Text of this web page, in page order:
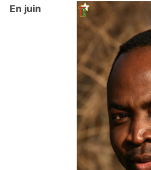
En juin